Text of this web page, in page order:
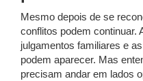
Mesmo depois de se
conflitos podem continuar.
julgamentos familiares e
podem aparecer. Mas
precisam andar em lados